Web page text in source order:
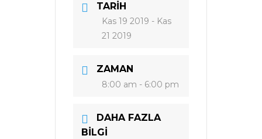
TARIH
Kas 19 2019 - Kas
21 2019
ZAMAN
8:00 am - 6:00 pm
DAHA FAZLA
BILGI